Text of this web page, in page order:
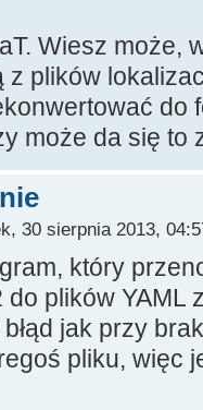
Wiesz może,
z plików
do
może da się to
30 sierpnia 2013,
który
plików YAML
jak przy
pliku, więc